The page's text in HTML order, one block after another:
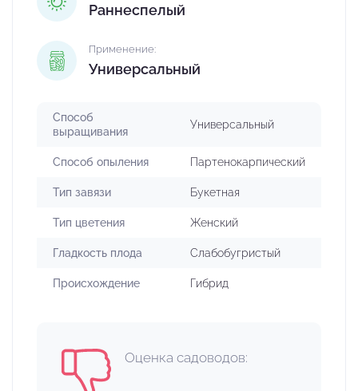
Раннеспелый
Применение:
Универсальный
Способ
выращивания
Универсальный
Способ опыления Партенокарпический
Тип завязи Букетная
Тип цветения Женский
Гладкость плода Слабобугристый
Происхождение Гибрид
Оценка садоводов: